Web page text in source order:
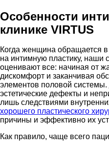
Особенности
клинике VIRTUS
Когда женщина обращается
на интимную пластику, наши
оценивают все: начиная от
дискомфорт и заканчивая
элементов половой
эстетические дефекты и
лишь следствиями
хорошего пластического
причины и эффективно их
Как правило, чаще всего